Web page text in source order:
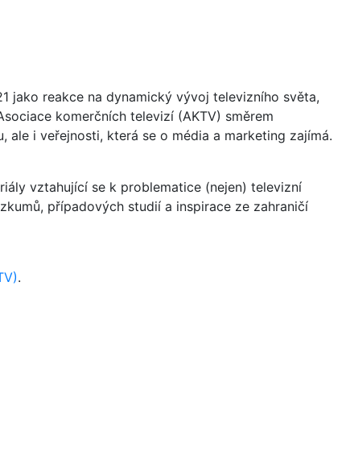
jako reakce na dynamický vývoj televizního světa,
komerčních televizí (AKTV) směrem
ale i veřejnosti, která se o média a marketing zajímá.
vztahující se k problematice (nejen) televizní
případových studií a inspirace ze zahraničí
.